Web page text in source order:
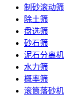
制砂滚动筛
除土筛
盘选筛
砂石筛
泥石分离机
水力筛
概率筛
滚筒落砂机